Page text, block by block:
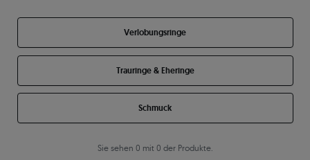
Verlobungsringe
Trauringe & Eheringe
Schmuck
Sie sehen 0 mit 0 der Produkte.